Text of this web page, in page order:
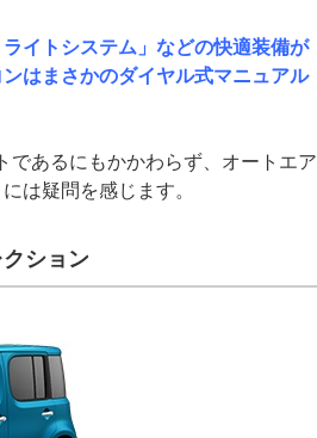
ライトシステム」などの快適装備が
はまさかのダイヤル式マニュアル
であるにもかかわらず、オートエア
は疑問を感じます。
ション